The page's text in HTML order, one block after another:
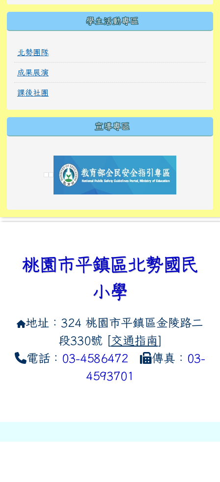
學生活動專區
北勢團隊
成果展演
課後社團
宣導專區
link to https://
link to https://10000.gov.tw/
link to https://
link to https://10000.gov.tw/
link to https://
link to https://
link to https://i.win.org.tw/
link to https://
link to https://
link to https://
link to https://
桃園市平鎮區北勢國民
小學
地址：324 桃園市平鎮區金陵路二
段330號 [交通指南]
電話： 03-4586472 傳真： 03-
4593701